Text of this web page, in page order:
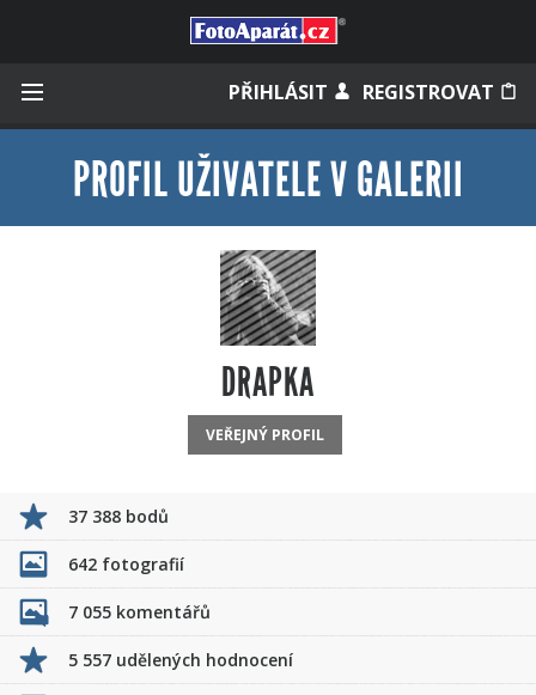
PŘIHLÁSIT REGISTROVAT
Zapomněli jste heslo?
Měli jste účet na starém webu?
PROFIL UŽIVATELE V GALERII
DRAPKA
VEŘEJNÝ PROFIL
37 388 bodů
642 fotografií
7 055 komentářů
5 557 udělených hodnocení